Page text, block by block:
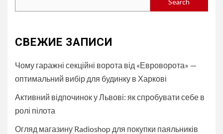
Search
СВЕЖИЕ ЗАПИСИ
Чому гаражні секційні ворота від «Евроворота» —
оптимальний вибір для будинку в Харкові
Активний відпочинок у Львові: як спробувати себе в
ролі пілота
Огляд магазину Radioshop для покупки паяльників